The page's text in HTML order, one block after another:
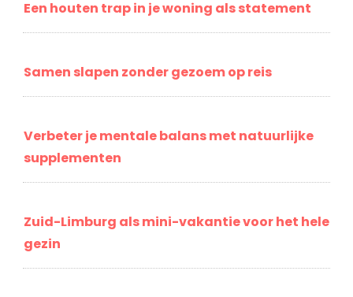
Een houten trap in je woning als statement
Samen slapen zonder gezoem op reis
Verbeter je mentale balans met natuurlijke
supplementen
Zuid-Limburg als mini-vakantie voor het hele
gezin